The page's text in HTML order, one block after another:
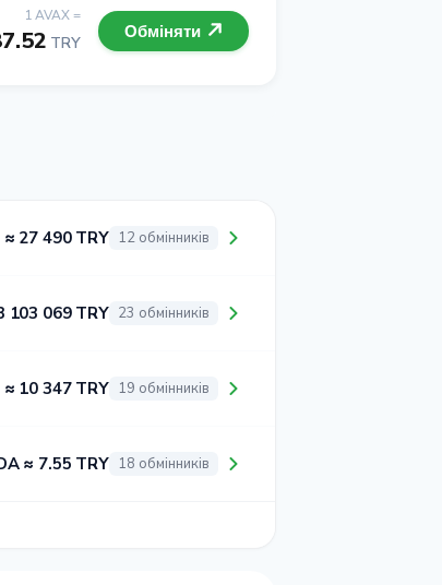
1 AVAX =
TRY
Обміняти
≈ 27 490 TRY 12 обмінників
103 069 TRY 23 обмінників
≈ 10 347 TRY 19 обмінників
≈ 7.55 TRY 18 обмінників